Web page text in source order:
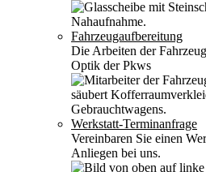
Fahrzeugaufbereitung
Die Arbeiten der
Optik der Pkws
Werkstatt-Terminanfrage
Vereinbaren Sie einen
Anliegen bei uns.